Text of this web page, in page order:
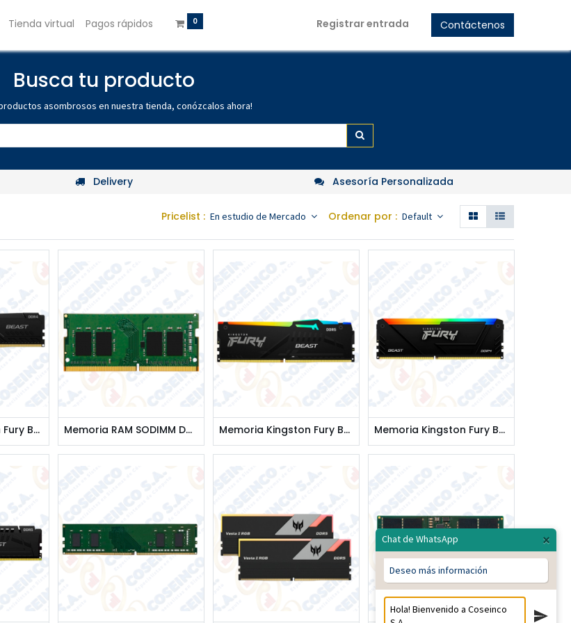
Tienda virtual Pagos rápidos 0 Registrar entrada Contáctenos
Busca tu producto
asombrosos en nuestra tienda, conózcalos ahora!
Delivery Asesoría Personalizada
Pricelist : En estudio de Mercado Ordenar por : Default
Memoria Kingston Fury Beast, 16GB, DDR4, 3200 MHz, PC4-25600, CL16, 1.35V. / KF432C16BB/16 Memoria RAM SODIMM DDR4 3200Mhz PC4-25600 - KINGSTON / KCP432SS8/8 Memoria Kingston Fury Beast 8GB DDR5-5200MHz PC5-41600, CL40, 1.25V, 288-Pin, XMP 3.0, RGB / KF552C40BBA-8 Memoria Kingston Fury Beast 32GB DDR4-3200MHz PC4-25600, CL16, 1.35V, 288-Pin, RGB, DIMM / KF432C16BB2A/32
Chat de WhatsApp ×
Deseo más información